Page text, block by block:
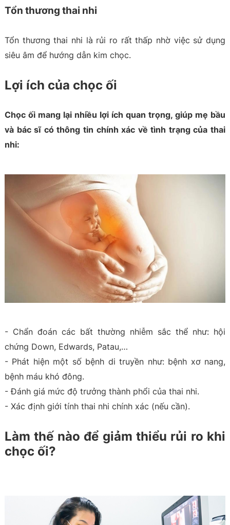
Tổn thương thai nhi
Tổn thương thai nhi là rủi ro rất thấp nhờ việc sử dụng
siêu âm để hướng dẫn kim chọc.
Lợi ích của chọc ối
Chọc ối mang lại nhiều lợi ích quan trọng, giúp mẹ bầu
và bác sĩ có thông tin chính xác về tình trạng của thai
nhi:
- Chẩn đoán các bất thường nhiễm sắc thể như: hội
chứng Down, Edwards, Patau,…
- Phát hiện một số bệnh di truyền như: bệnh xơ nang,
bệnh máu khó đông.
- Đánh giá mức độ trưởng thành phổi của thai nhi.
- Xác định giới tính thai nhi chính xác (nếu cần).
Làm thế nào để giảm thiểu rủi ro khi
chọc ối?